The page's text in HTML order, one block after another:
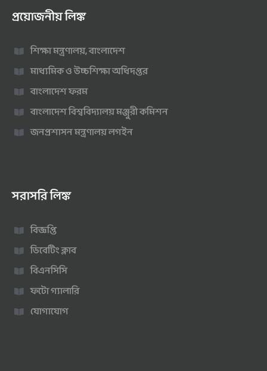
প্রয়োজনীয় লিঙ্ক
শিক্ষা মন্ত্রণালয়, বাংলাদেশ
মাধ্যমিক ও উচ্চশিক্ষা অধিদপ্তর
বাংলাদেশ ফরম
বাংলাদেশ বিশ্ববিদ্যালয় মঞ্জুরী কমিশন
জনপ্রশাসন মন্ত্রণালয় লগইন
সরাসরি লিঙ্ক
বিজ্ঞপ্তি
ডিবেটিং ক্লাব
বিএনসিসি
ফটো গ্যালারি
যোগাযোগ